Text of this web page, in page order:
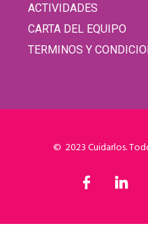
ACTIVIDADES
CARTA DEL EQUIPO
TERMINOS Y
© 2023 Cuidarlos.